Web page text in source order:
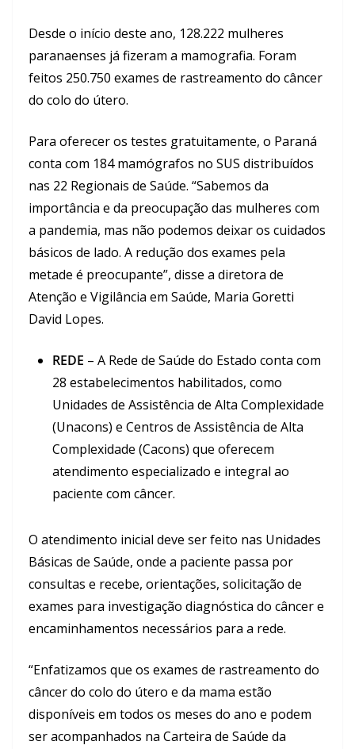
Desde o início deste ano, 128.222 mulheres
paranaenses já fizeram a mamografia. Foram
feitos 250.750 exames de rastreamento do câncer
do colo do útero.
Para oferecer os testes gratuitamente, o Paraná
conta com 184 mamógrafos no SUS distribuídos
nas 22 Regionais de Saúde. “Sabemos da
importância e da preocupação das mulheres com
a pandemia, mas não podemos deixar os cuidados
básicos de lado. A redução dos exames pela
metade é preocupante”, disse a diretora de
Atenção e Vigilância em Saúde, Maria Goretti
David Lopes.
REDE – A Rede de Saúde do Estado conta com
28 estabelecimentos habilitados, como
Unidades de Assistência de Alta Complexidade
(Unacons) e Centros de Assistência de Alta
Complexidade (Cacons) que oferecem
atendimento especializado e integral ao
paciente com câncer.
O atendimento inicial deve ser feito nas Unidades
Básicas de Saúde, onde a paciente passa por
consultas e recebe, orientações, solicitação de
exames para investigação diagnóstica do câncer e
encaminhamentos necessários para a rede.
“Enfatizamos que os exames de rastreamento do
câncer do colo do útero e da mama estão
disponíveis em todos os meses do ano e podem
ser acompanhados na Carteira de Saúde da